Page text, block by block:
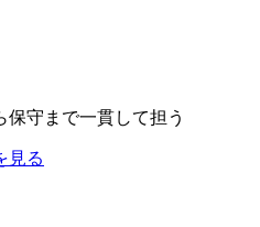
保守まで一貫して担う
見る